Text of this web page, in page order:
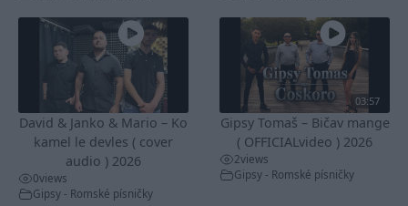
David & Janko & Mario – Ko
kamel le devles ( cover
audio ) 2026
0views
Gipsy - Romské písničky
03:57
Gipsy Tomaš – Bičav mange
( OFFICIALvideo ) 2026
2views
Gipsy - Romské písničky